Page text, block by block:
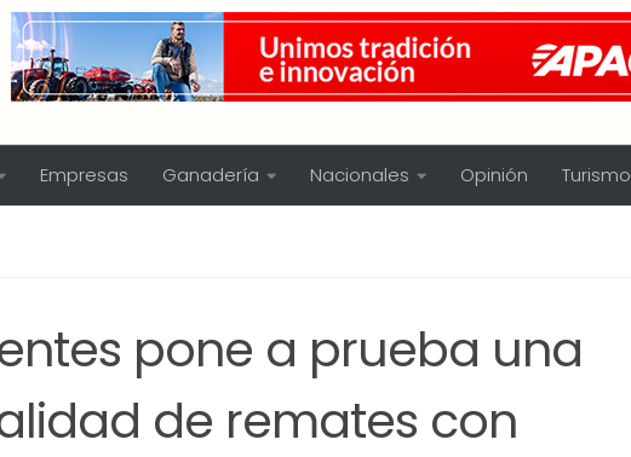
Empresas Ganadería Nacionales Opinión Turismo
pone a prueba una
de remates con